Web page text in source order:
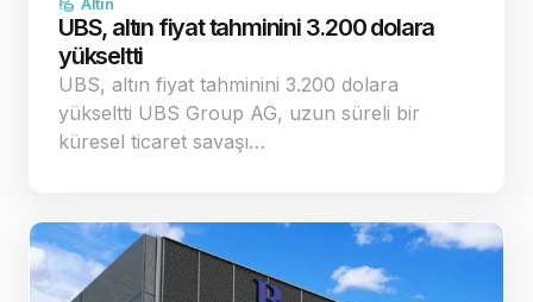
Altın
UBS, altın fiyat tahminini 3.200 dolara
yükseltti
UBS, altın fiyat tahminini 3.200 dolara
yükseltti UBS Group AG, uzun süreli bir
küresel ticaret savaşı…